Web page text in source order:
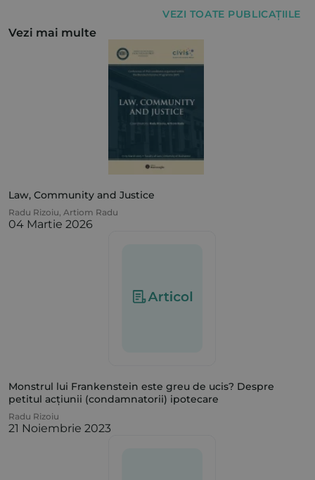
VEZI TOATE PUBLICAȚIILE
Vezi mai multe
Law, Community and Justice
Radu Rizoiu, Artiom Radu
04 Martie 2026
Monstrul lui Frankenstein este greu de ucis? Despre
petitul acțiunii (condamnatorii) ipotecare
Radu Rizoiu
21 Noiembrie 2023